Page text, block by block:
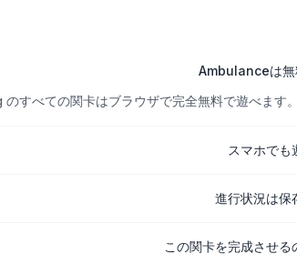
Ambulanceは無
すべての関卡はブラウザで完全無料で遊べます
スマホでも
進行状況は保
この関卡を完成させる